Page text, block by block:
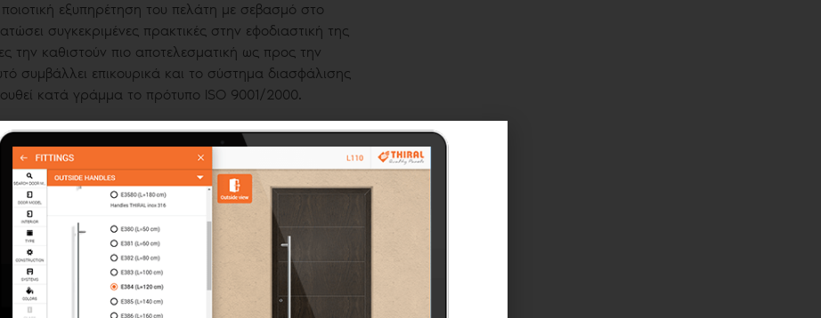
εξυπηρέτηση του πελάτη με σεβασμό στο
συγκεκριμένες πρακτικές στην εφοδιαστική της
την καθιστούν πιο αποτελεσματική ως προς την
συμβάλλει επικουρικά και το σύστημα διασφάλισης
κατά γράμμα το πρότυπο ISO 9001/2000.
έρευνας και ανάπτυξης της THIRAL ασχολείται
των χαρακτηριστικών τους, ώστε να καθίστανται
χωρίς να μειώνεται η ποιότητα και η αντοχή τους
για τη χημική προετοιμασία της βαφής
χρώμιο, ώστε να μειώνονται οι επιβλαβείς για το
Οι επενδύσεις, αλλά και οι συνεχείς έλεγχοι
ως ένα από τα «πράσινα» βαφεία της χώρας. Κατά την
σύγχρονα μηχανήματα που εξοικονομούν ενέργεια,
και μείωση του λειτουργικού κόστους.